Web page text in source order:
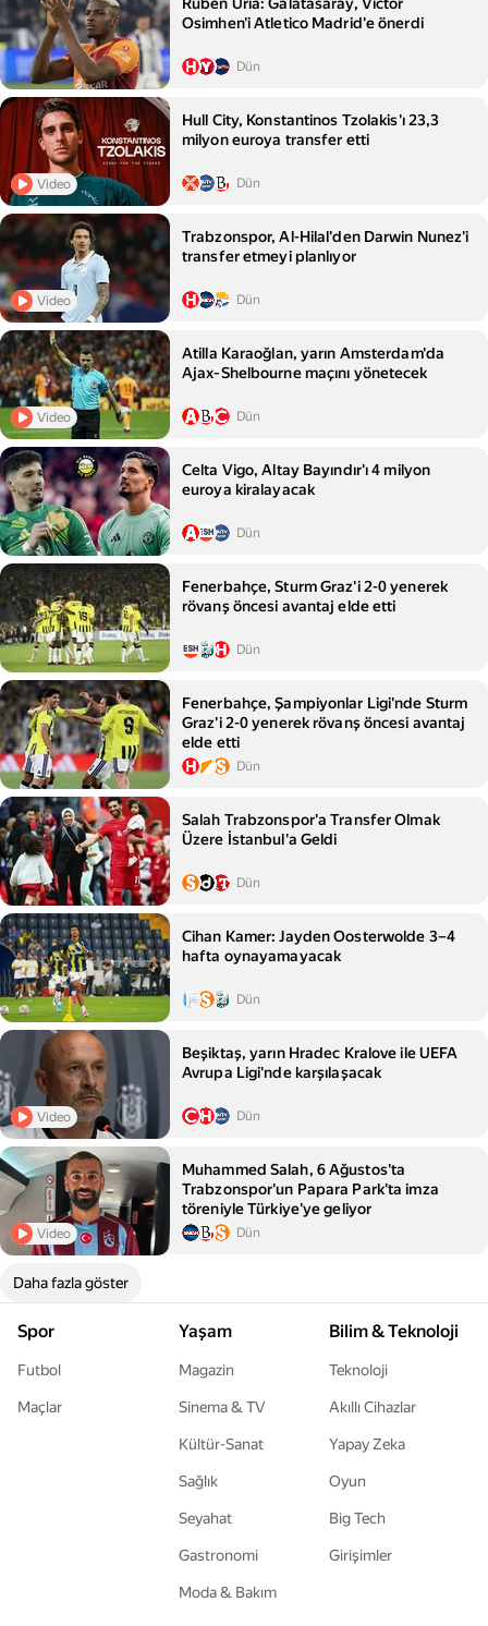
Osimhen'i Atletico Madrid'e önerdi
Dün
Video
Hull City, Konstantinos Tzolakis'ı 23,3
milyon euroya transfer etti
Dün
Video
Trabzonspor, Al-Hilal'den Darwin Nunez'i
transfer etmeyi planlıyor
Dün
Video
Atilla Karaoğlan, yarın Amsterdam'da
Ajax‑Shelbourne maçını yönetecek
Dün
Celta Vigo, Altay Bayındır'ı 4 milyon
euroya kiralayacak
Dün
Fenerbahçe, Sturm Graz'i 2-0 yenerek
rövanş öncesi avantaj elde etti
Dün
Fenerbahçe, Şampiyonlar Ligi'nde Sturm
Graz'i 2-0 yenerek rövanş öncesi avantaj
elde etti
Dün
Salah Trabzonspor'a Transfer Olmak
Üzere İstanbul'a Geldi
Dün
Cihan Kamer: Jayden Oosterwolde 3–4
hafta oynayamayacak
Dün
Video
Beşiktaş, yarın Hradec Kralove ile UEFA
Avrupa Ligi'nde karşılaşacak
Dün
Video
Muhammed Salah, 6 Ağustos'ta
Trabzonspor'un Papara Park'ta imza
töreniyle Türkiye'ye geliyor
Dün
Daha fazla göster
Spor
Futbol
Maçlar
Yaşam
Magazin
Sinema & TV
Kültür-Sanat
Sağlık
Seyahat
Gastronomi
Moda & Bakım
Bilim & Teknoloji
Teknoloji
Akıllı Cihazlar
Yapay Zeka
Oyun
Big Tech
Girişimler